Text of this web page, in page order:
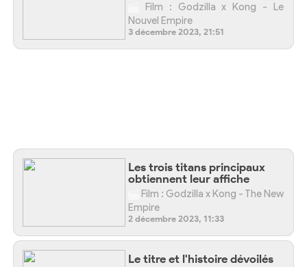
Film : Godzilla x Kong - Le
Nouvel Empire
3 décembre 2023, 21:51
Les trois titans principaux
obtiennent leur affiche
Film : Godzilla x Kong - The New
Empire
2 décembre 2023, 11:33
Le titre et l'histoire dévoilés